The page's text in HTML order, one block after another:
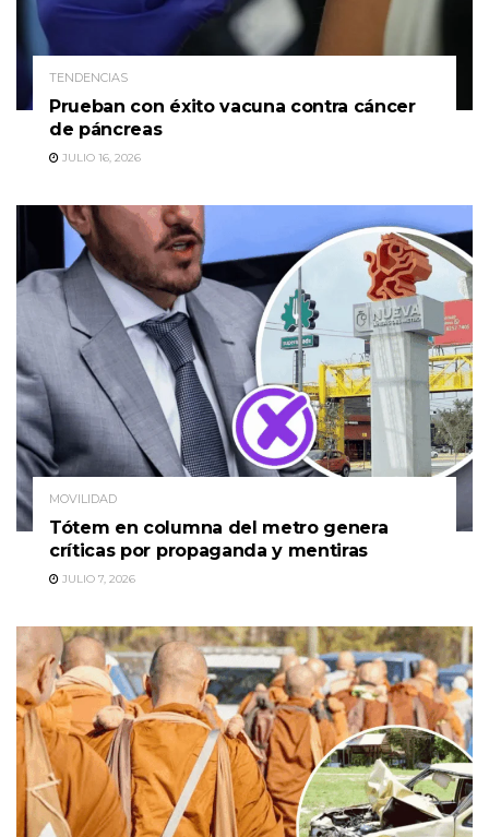
TENDENCIAS
Prueban con éxito vacuna contra cáncer
de páncreas
JULIO 16, 2026
MOVILIDAD
Tótem en columna del metro genera
críticas por propaganda y mentiras
JULIO 7, 2026